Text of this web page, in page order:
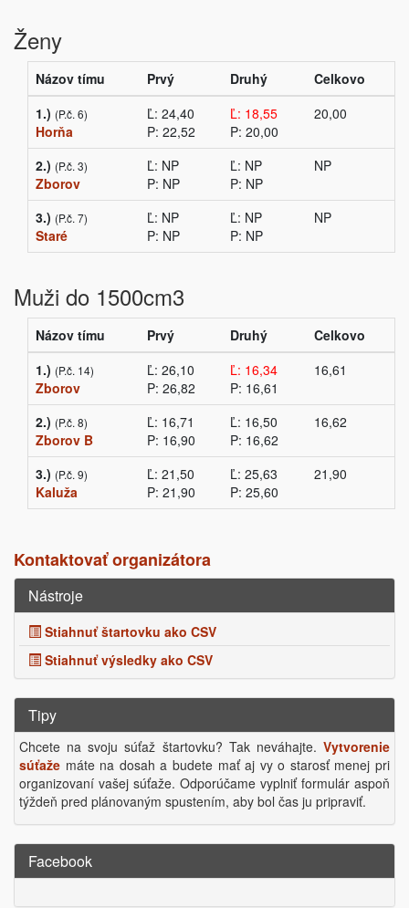
Ženy
Názov tímu Prvý Druhý
Celkovo
1.) (P.č. 6)
Horňa
Ľ: 24,40
P: 22,52
Ľ: 18,55
P: 20,00
20,00
2.) (P.č. 3)
Zborov
Ľ: NP
P: NP
Ľ: NP
P: NP
NP
3.) (P.č. 7)
Staré
Ľ: NP
P: NP
Ľ: NP
P: NP
NP
Muži do 1500cm3
Názov tímu Prvý Druhý
Celkovo
1.) (P.č. 14)
Zborov
Ľ: 26,10
P: 26,82
Ľ: 16,34
P: 16,61
16,61
2.) (P.č. 8)
Zborov B
Ľ: 16,71
P: 16,90
Ľ: 16,50
P: 16,62
16,62
3.) (P.č. 9)
Kaluža
Ľ: 21,50
P: 21,90
Ľ: 25,63
P: 25,60
21,90
Kontaktovať organizátora
Nástroje
Stiahnuť štartovku ako CSV
Stiahnuť výsledky ako CSV
Tipy
Chcete na svoju súťaž štartovku? Tak neváhajte. Vytvorenie
súťaže máte na dosah a budete mať aj vy o starosť menej pri
organizovaní vašej súťaže. Odporúčame vyplniť formulár aspoň
týždeň pred plánovaným spustením, aby bol čas ju pripraviť.
Facebook